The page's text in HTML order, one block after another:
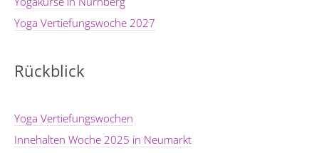
Yoga Vertiefungswoche 2027
Rückblick
Yoga Vertiefungswochen
Innehalten Woche 2025 in Neumarkt